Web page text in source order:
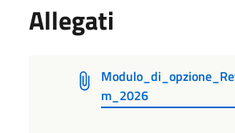
Allegati
m_2026